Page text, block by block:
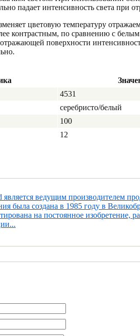
падает интенсивность света при
цветовую температуру
контрастным, по сравнению с
поверхности
4531
серебристо/белый
100
12
является ведущим производителем
была создана в 1985 году в
на постоянное изобретение,